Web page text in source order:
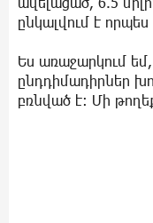
ընկալվում է
Ես առաջարկում
ընդդիմադիրներ
բռնված է։ Մի